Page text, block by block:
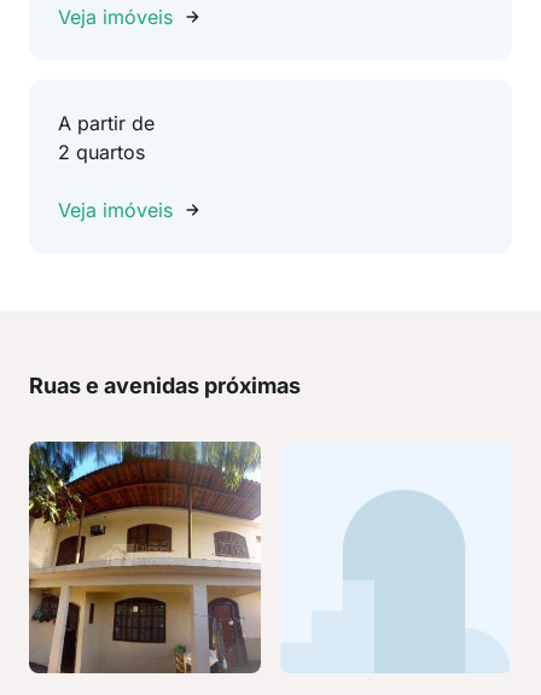
Veja imóveis
A partir de
2 quartos
Veja imóveis
Ruas e avenidas próximas